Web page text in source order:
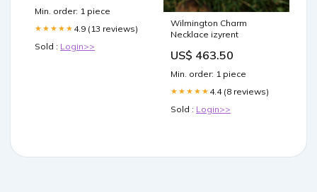
Min. order: 1 piece
★★★★★ 4.9 (13 reviews)
Sold : Login>>
Wilmington Charm
Necklace izyrent
US$ 463.50
Min. order: 1 piece
★★★★★ 4.4 (8 reviews)
Sold : Login>>